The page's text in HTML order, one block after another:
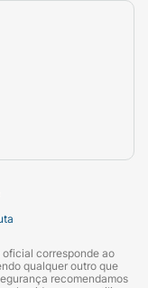
oficial corresponde ao
qualquer outro que
recomendamos